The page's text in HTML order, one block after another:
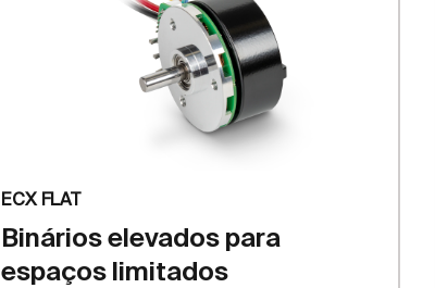
ECX FLAT
Binários elevados para
espaços limitados